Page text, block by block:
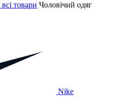
товари Чоловічий одяг
Nike